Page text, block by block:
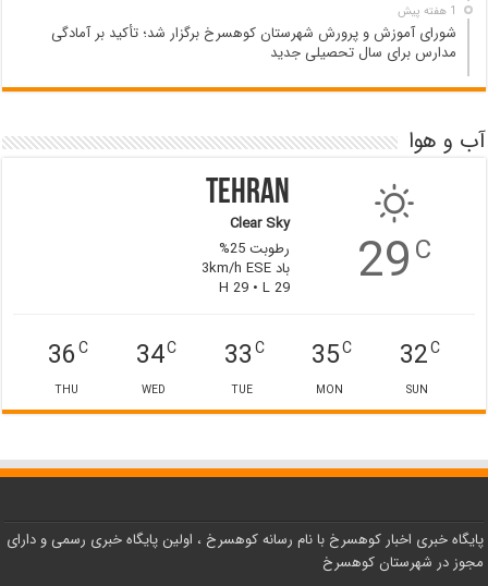
1 هفته پیش
شورای آموزش و پرورش شهرستان کوهسرخ برگزار شد؛ تأکید بر آمادگی
مدارس برای سال تحصیلی جدید
آب و هوا
29C
Tehran
Clear Sky
رطوبت 25%
باد 3km/h ESE
H 29 • L 29
32C
SUN
35C
MON
33C
TUE
34C
WED
36C
THU
پایگاه خبری اخبار کوهسرخ با نام رسانه کوهسرخ ، اولین پایگاه خبری رسمی و دارای
مجوز در شهرستان کوهسرخ